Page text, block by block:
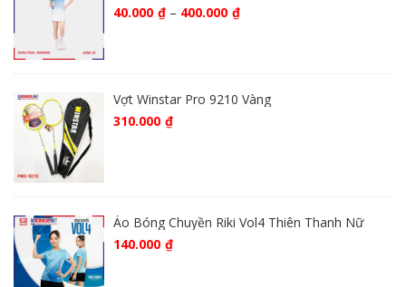
40.000 ₫ – 400.000 ₫
Vợt Winstar Pro 9210 Vàng
310.000 ₫
Áo Bóng Chuyền Riki Vol4 Thiên Thanh Nữ
140.000 ₫